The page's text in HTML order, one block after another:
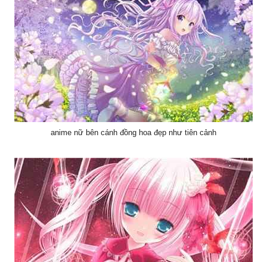
anime nữ bên cánh đồng hoa đẹp như tiên cảnh